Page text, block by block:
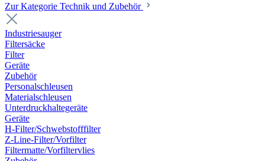
Zur Kategorie Technik und Zubehör
Industriesauger
Filtersäcke
Filter
Geräte
Zubehör
Personalschleusen
Materialschleusen
Unterdruckhaltegeräte
Geräte
H-Filter/Schwebstofffilter
Z-Line-Filter/Vorfilter
Filtermatte/Vorfiltervlies